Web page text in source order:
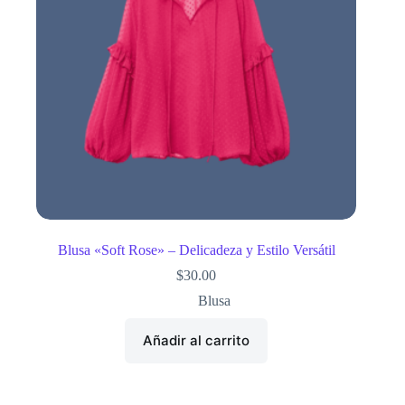
Blusa «Soft Rose» – Delicadeza y Estilo Versátil
$30.00
Blusa
Añadir al carrito